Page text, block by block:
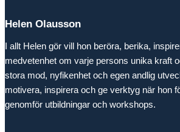
Helen Olausson
I allt Helen gör vill hon beröra, berika,
medvetenhet om varje persons unika kraft
stora mod, nyfikenhet och egen andlig
motivera, inspirera och ge verktyg när hon
genomför utbildningar och workshops.